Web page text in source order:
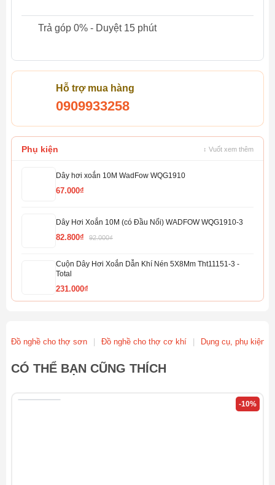
Trả góp 0% - Duyệt 15 phút
Hỗ trợ mua hàng
0909933258
Phụ kiện ↕ Vuốt xem thêm
Dây hơi xoắn 10M WadFow WQG1910
67.000₫
Dây Hơi Xoắn 10M (có Đầu Nối) WADFOW WQG1910-3
82.800₫ 92.000₫
Cuộn Dây Hơi Xoắn Dẫn Khí Nén 5X8Mm Tht11151-3 -
Total
231.000₫
Dây Hơi 5M Total THT11051-3
96.300₫
Đồ nghề cho thợ sơn Đồ nghề cho thợ cơ khí Dụng cụ, phụ kiện
CÓ THỂ BẠN CŨNG THÍCH
-10%